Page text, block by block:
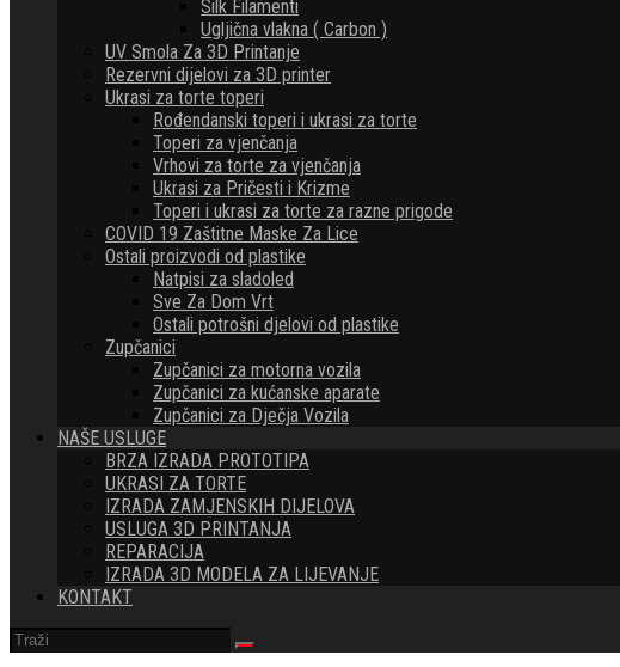
Silk Filamenti
Ugljična vlakna ( Carbon )
UV Smola Za 3D Printanje
Rezervni dijelovi za 3D printer
Ukrasi za torte toperi
Rođendanski toperi i ukrasi za torte
Toperi za vjenčanja
Vrhovi za torte za vjenčanja
Ukrasi za Pričesti i Krizme
Toperi i ukrasi za torte za razne prigode
COVID 19 Zaštitne Maske Za Lice
Ostali proizvodi od plastike
Natpisi za sladoled
Sve Za Dom Vrt
Ostali potrošni djelovi od plastike
Zupčanici
Zupčanici za motorna vozila
Zupčanici za kućanske aparate
Zupčanici za Dječja Vozila
NAŠE USLUGE
BRZA IZRADA PROTOTIPA
UKRASI ZA TORTE
IZRADA ZAMJENSKIH DIJELOVA
USLUGA 3D PRINTANJA
REPARACIJA
IZRADA 3D MODELA ZA LIJEVANJE
KONTAKT